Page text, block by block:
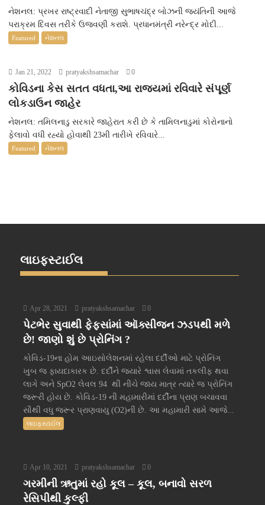
નેશનલ: પ્રખર રાષ્ટ્રવાદી નેતાજી સુભાષચંદ્ર બોઝની જયંતિની આજે
પરાક્રમ દિવસ તરીકે ઉજવણી કરાશે. પ્રધાનમંત્રી નરેન્દ્ર મોદી...
Featured નેશનલ
Jan 21, 2022 pratyakshsamachar 0
કોવિડના કેસ સતત વધતા,આ રાજ્યમાં રવિવારે સંપૂર્ણ
લોકડાઉન જાહેર
નેશનલ: તમિલનાડુ સરકારે જાહેરાત કરી છે કે તામિલનાડુમાં કોરોનાનો
ફેલાવો વધી રહ્યો હોવાથી 23મી તારીખે રવિવારે...
Featured નેશનલ
લાઇફસ્ટાઈલ
Apr 28, 2021 pratyakshsamachar 0
પેટભેર સુવાથી ફેફસાંમાં ઑક્સીજન ઝડપથી મળે
છે! જાણો શું છે પ્રોનિંગ ?
કોવિડ-19ના હોમ આઇસોલેશનમાં રહેલા દર્દીઓ માટે પ્રોનિંગ
ખુબ જ ફાયદાકારક છે. દર્દીને જ્યારે શ્વાસ લેવામાં તકલીફ થવા
લાગે અને SpO2 લેવલ 94 થી નીચે જાય માત્ર ત્યારે જ પ્રોનિંગ
જરૂરી હોય છે. કોવિડ-19 ની મહામારીમાં દર્દીના પ્રાણ બચાવવા
સૌથી વધુ જરૂર પ્રાણવાયુ (O2)ની છે. આ મહામારી સામે આજે...
લાઇફસ્ટાઈલ
Apr 10, 2021 pratyakshsamachar 0
ગરમીની ઋતુમાં રહો કૂલ – કૂલ, બનાવો સરળ
રેસિપીથી કુલ્ફી